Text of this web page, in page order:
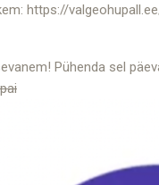
https://
Pühenda sel